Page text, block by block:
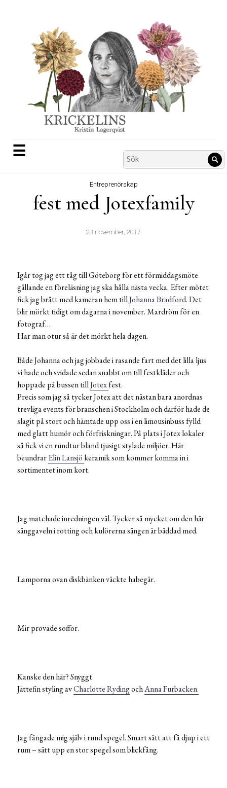
☰
Search
for:
Entreprenörskap
fest med Jotexfamily
23 november, 2017
Igår tog jag ett tåg till Göteborg för ett förmiddagsmöte
gällande en föreläsning jag ska hålla nästa vecka. Efter mötet
fick jag brått med kameran hem tillJohanna Bradford. Det
blir mörkt tidigt om dagarna i november. Mardröm för en
fotograf…
Har man otur så är det mörkt hela dagen.
Både Johanna och jag jobbade i rasande fart med det lilla ljus
vi hade och svidade sedan snabbt om till festkläder och
hoppade på bussen tillJotexfest.
Precis som jag så tycker Jotex att det nästan bara anordnas
trevliga events för branschen i Stockholm och därför hade de
slagit på stort och hämtade upp oss i en limousinbuss fylld
med glatt humör och förfriskningar. På plats i Jotex lokaler
så fick vi en rundtur bland tjusigt stylade miljöer. Här
beundrarElin Lansjö keramik som kommer komma in i
sortimentet inom kort.
Jag matchade inredningen väl. Tycker så mycket om den här
sänggaveln i rotting och kulörerna sängen är bäddad med.
Lamporna ovan diskbänken väckte habegär.
Mir provade soffor.
Kanske den här? Snyggt.
Jättefin styling avCharlotte RydingochAnna Furbacken.
Jag fångade mig själv i rund spegel. Smart sätt att få djup i ett
rum – sätt upp en stor spegel som blickfång.